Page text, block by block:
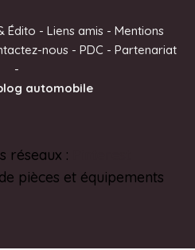
Édito - Liens amis - Mentions
nous- PDC - Partenariat
-
automobile
réseaux :
pièces et équipements